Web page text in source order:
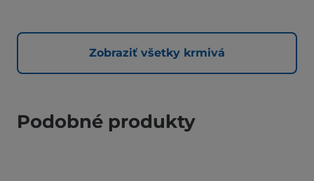
Zobraziť všetky krmivá
Podobné produkty